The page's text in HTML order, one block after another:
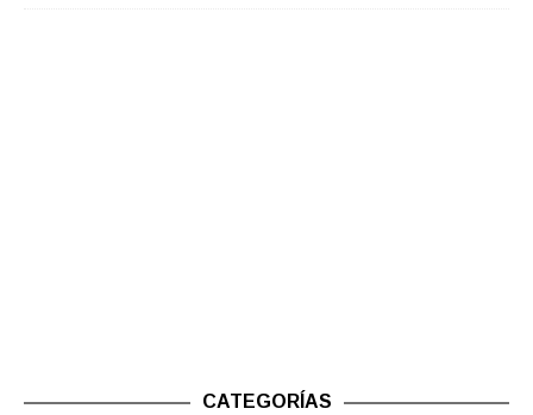
CATEGORÍAS